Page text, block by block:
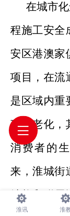
在城市
程施工安全
安区港澳家
项目，在流
是区域内重
建筑老化，
消费者的
来，淮城街
结构和附
淮讯 淮